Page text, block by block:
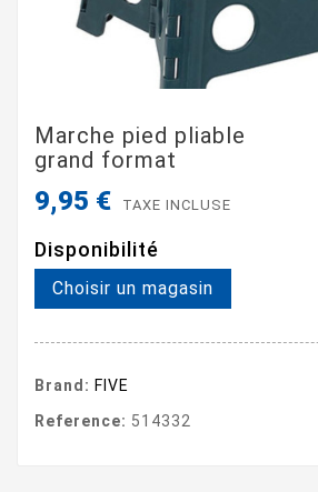
Marche pied pliable
grand format
9,95 € TAXE INCLUSE
Disponibilité
Choisir un magasin
Brand: FIVE
Reference: 514332